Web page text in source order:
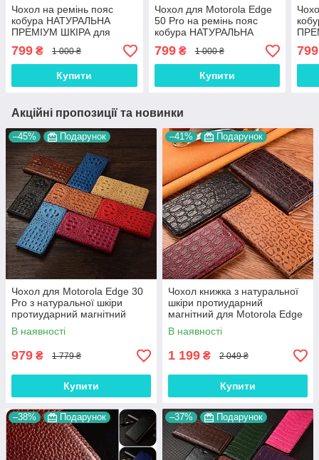
Чохол на ремінь пояс
кобура НАТУРАЛЬНА
ПРЕМІУМ ШКІРА для
телефону Motorola Edge
40 Pro "FLOTAR"
799 ₴ 1 000 ₴
Купити
Чохол для Motorola Edge
50 Pro на ремінь пояс
кобура НАТУРАЛЬНА
ПРЕМІУМ ШКІРА
"FLOTAR"
799₴ 1 000 ₴
Купити
799
Акційні пропозиції та новинки
–45% Подарунок
Чохол для Motorola Edge 30
Pro з натуральної шкіри
протиударний магнітний
книжка з підставкою
"CROCOHEAD"
В наявності
979 ₴ 1 779 ₴
Купити
–41% Подарунок
Чохол книжка з натуральної
шкіри протиударний
магнітний для Motorola Edge
30 Pro "JACOSA"
В наявності
1 199 ₴ 2 049 ₴
Купити
–38% Подарунок –37% Подарунок